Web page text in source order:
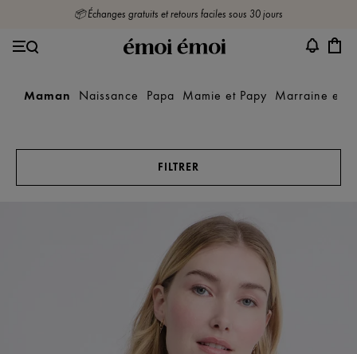
📦 Échanges gratuits et retours faciles sous 30 jours
Maman Naissance Papa Mamie et Papy Marraine et
FILTRER